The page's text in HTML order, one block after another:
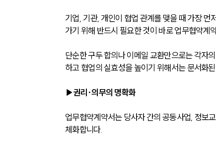
기업, 기관, 개인이 협업 관계를 맺을 때 가장
가기 위해 반드시 필요한 것이 바로 업무협약계
단순한 구두 합의나 이메일 교환만으로는 각자
하고 협업의 실효성을 높이기 위해서는 문서화
▶권리·의무의 명확화
업무협약계약서는 당사자 간의 공동사업, 정보
체화합니다.